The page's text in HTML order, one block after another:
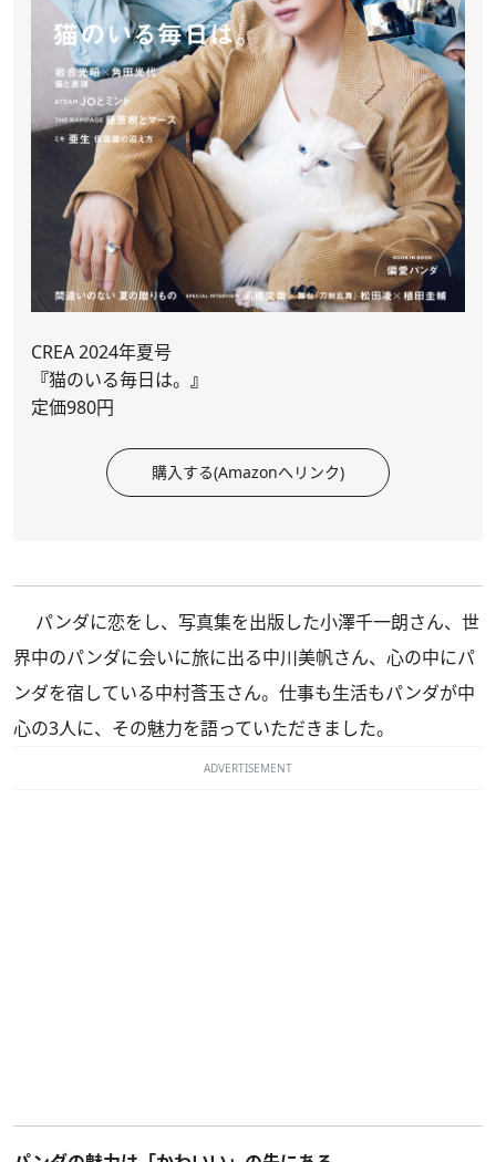
CREA 2024年夏号
『猫のいる毎日は。 』
定価980円
購入する(Amazonへリンク)
パンダに恋をし、写真集を出版した小澤千一朗さん、世
界中のパンダに会いに旅に出る中川美帆さん、心の中にパ
ンダを宿している中村莟玉さん。仕事も生活もパンダが中
心の3人に、その魅力を語っていただきました。
ADVERTISEMENT